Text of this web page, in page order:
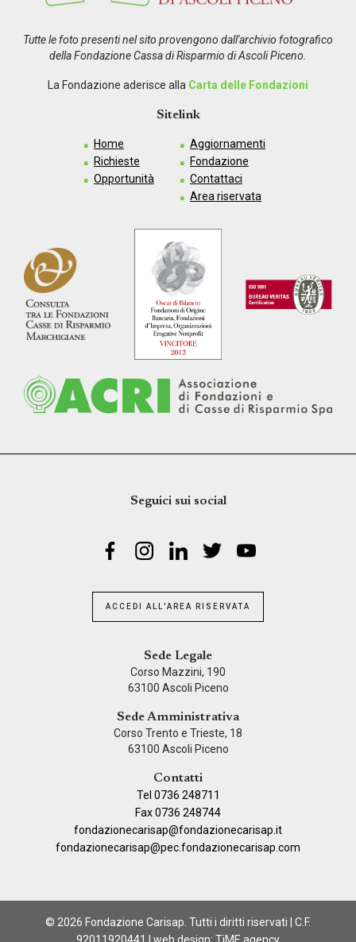
Tutte le foto presenti nel sito provengono dall'archivio fotografico
della Fondazione Cassa di Risparmio di Ascoli Piceno.
La Fondazione aderisce alla Carta delle Fondazioni
Sitelink
Home
Richieste
Opportunità
Aggiornamenti
Fondazione
Contattaci
Area riservata
Seguici sui social
ACCEDI ALL'AREA RISERVATA
Sede Legale
Corso Mazzini, 190
63100 Ascoli Piceno
Sede Amministrativa
Corso Trento e Trieste, 18
63100 Ascoli Piceno
Contatti
Tel 0736 248711
Fax 0736 248744
fondazionecarisap@fondazionecarisap.it
fondazionecarisap@pec.fondazionecarisap.com
© 2026 Fondazione Carisap. Tutti i diritti riservati | C.F.
92011920441 | web design: TiME agency